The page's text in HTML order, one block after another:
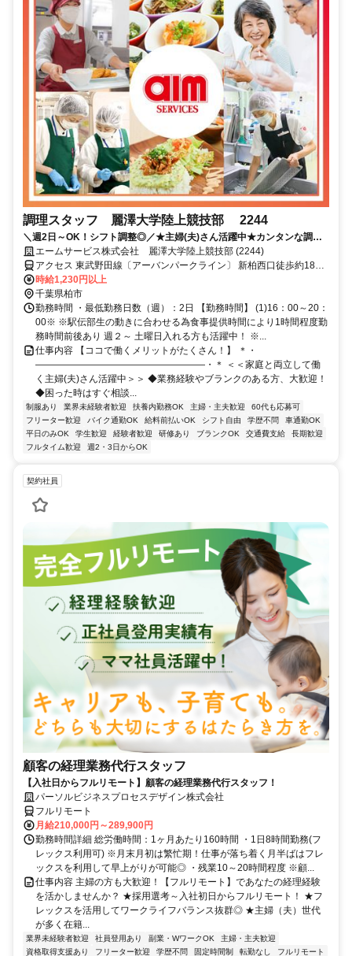
調理スタッフ 麗澤大学陸上競技部 2244
＼週2日～OK！シフト調整◎／★主婦(夫)さん活躍中★カンタンな調理
からスタート★待遇充実の大手企業◎
エームサービス株式会社 麗澤大学陸上競技部 (2244)
アクセス 東武野田線〔アーバンパークライン〕 新柏西口徒歩約18
分、ＪＲ常磐線/東京メトロ千代田線 南柏東口徒歩約19分、東武野田
線〔アーバンパークライン〕 増尾西口徒歩約30分 ※住所から自動設
定しているため、MAPの位置がずれている場合がございます
時給1,230円以上
千葉県柏市
勤務時間 ・最低勤務日数（週）：2日 【勤務時間】 (1)16：00～20：
00※ ※駅伝部生の動きに合わせる為食事提供時間により1時間程度勤
務時間前後あり 週２～ 土曜日入れる方も活躍中！ ※...
仕事内容 【ココで働くメリットがたくさん！】 ＊・
――――――――――――――――――・＊ ＜＜家庭と両立して働
く主婦(夫)さん活躍中＞＞ ◆業務経験やブランクのある方、大歓迎！
◆困った時はすぐ相談...
制服あり 業界未経験者歓迎 扶養内勤務OK 主婦・主夫歓迎
60代も応募可
フリーター歓迎
バイク通勤OK 給料前払いOK シフト自由 学歴不問
車通勤OK
平日のみOK
学生歓迎 経験者歓迎 研修あり ブランクOK 交通費支給
長期歓迎
フルタイム歓迎
週2・3日からOK
契約社員
顧客の経理業務代行スタッフ
【入社日からフルリモート】顧客の経理業務代行スタッフ！
パーソルビジネスプロセスデザイン株式会社
フルリモート
月給210,000円～289,900円
勤務時間詳細 総労働時間：1ヶ月あたり160時間 ・1日8時間勤務(フ
レックス利用可) ※月末月初は繁忙期！仕事が落ち着く月半ばはフレ
ックスを利用して早上がりが可能◎ ・残業10～20時間程度 ※顧...
仕事内容 主婦の方も大歓迎！【フルリモート】であなたの経理経験
を活かしませんか？ ★採用選考～入社初日からフルリモート！ ★フ
レックスを活用してワークライフバランス抜群◎ ★主婦（夫）世代
が多く在籍...
業界未経験者歓迎 社員登用あり 副業・WワークOK
主婦・主夫歓迎
資格取得支援あり
フリーター歓迎 学歴不問 固定時間制 転勤なし フルリモート